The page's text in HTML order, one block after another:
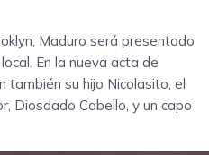
Maduro será presentado
En la nueva acta de
también su hijo Nicolasito, el
Diosdado Cabello, y un capo